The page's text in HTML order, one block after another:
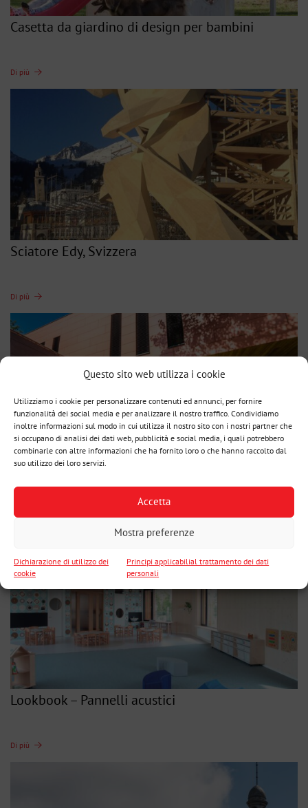
Questo sito web utilizza i cookie
Utilizziamo i cookie per personalizzare contenuti ed annunci, per fornire
funzionalità dei social media e per analizzare il nostro traffico. Condividiamo
inoltre informazioni sul modo in cui utilizza il nostro sito con i nostri partner che
si occupano di analisi dei dati web, pubblicità e social media, i quali potrebbero
combinarle con altre informazioni che ha fornito loro o che hanno raccolto dal
suo utilizzo dei loro servizi.
Accetta
Mostra preferenze
Dichiarazione di utilizzo dei
cookie
Principi applicabilial trattamento dei dati
personali
Casetta da giardino di design per bambini
Di più
Sciatore Edy, Svizzera
Di più
Di più
Lookbook – Pannelli acustici
Di più